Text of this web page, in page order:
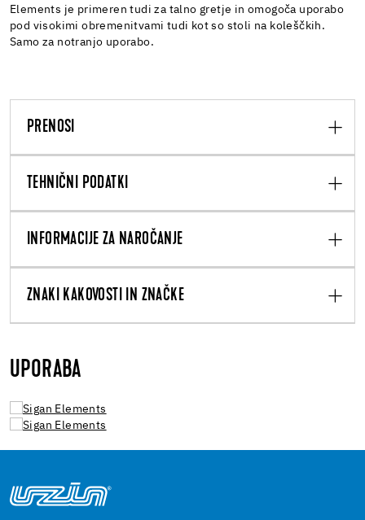
Elements je primeren tudi za talno gretje in omogoča uporabo
pod visokimi obremenitvami tudi kot so stoli na koleščkih.
Samo za notranjo uporabo.
PRENOSI
TEHNIČNI PODATKI
INFORMACIJE ZA NAROČANJE
ZNAKI KAKOVOSTI IN ZNAČKE
UPORABA